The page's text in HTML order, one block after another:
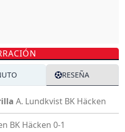
RESEÑA
A. Lundkvist BK Häcken
BK Häcken 0-1